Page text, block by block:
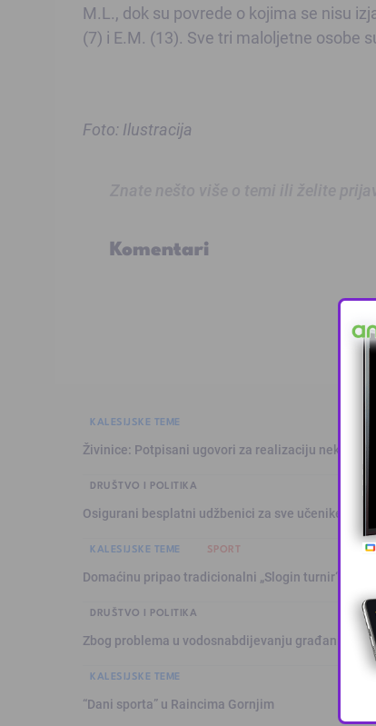
M.L., dok su povrede o kojima se nisu
(7) i E.M. (13). Sve tri maloljetne osobe
Foto: Ilustracija
Komentari
KALESIJSKE TEME
Živinice: Potpisani ugovori za realizaciju nekoliko
DRUŠTVO I POLITIKA
Osigurani besplatni udžbenici za sve učenike
KALESIJSKE TEME SPORT
Domaćinu pripao tradicionalni „Slogin turnir“
DRUŠTVO I POLITIKA
Zbog problema u vodosnabdijevanju građani
KALESIJSKE TEME
“Dani sporta” u Raincima Gornjim